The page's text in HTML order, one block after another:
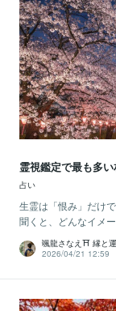
霊視鑑定で最も多
占い
生霊は「恨み」だけ
聞くと、どんなイメ
颯龍さなえ⛩ 縁と
2026/04/21 12:59